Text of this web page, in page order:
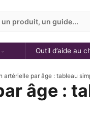
un produit, un guide...
Outil d’aide au
artérielle par âge : tableau
âge :